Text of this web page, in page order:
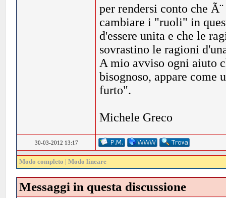
per rendersi conto che
cambiare i "ruoli" in
d'essere unita e che le
sovrastino le ragioni
A mio avviso ogni aiuto
bisognoso, appare come
furto".
Michele Greco
30-03-2012 13:17
Modo completo |Modo lineare
Messaggi in questa discussione